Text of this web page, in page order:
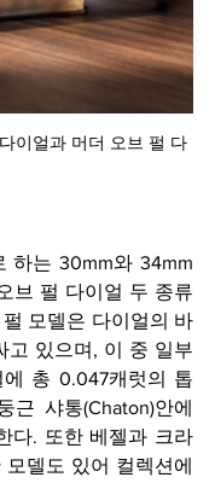
이얼과 머더 오브 펄 다
하는 30mm와 34mm
브 펄 다이얼 두 종류
모델은 다이얼의 바
고 있으며, 이 중 일부
총 0.047캐럿의 톱
근 샤통(Chaton)안에
다. 또한 베젤과 크라
델도 있어 컬렉션에